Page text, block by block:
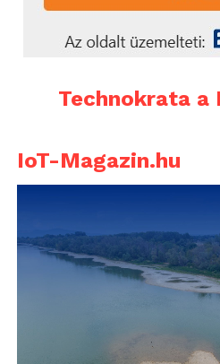
Technokrata a
IoT-Magazin.hu